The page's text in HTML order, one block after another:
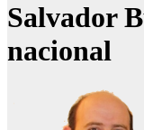
Salvador
nacional